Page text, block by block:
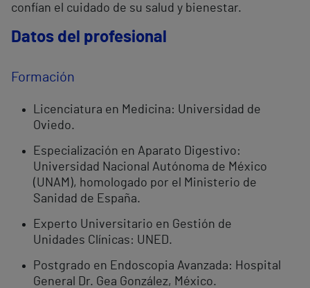
confían el cuidado de su salud y bienestar.
Datos del profesional
Formación
Licenciatura en Medicina: Universidad de
Oviedo.
Especialización en Aparato Digestivo:
Universidad Nacional Autónoma de México
(UNAM), homologado por el Ministerio de
Sanidad de España.
Experto Universitario en Gestión de
Unidades Clínicas: UNED.
Postgrado en Endoscopia Avanzada: Hospital
General Dr. Gea González, México.